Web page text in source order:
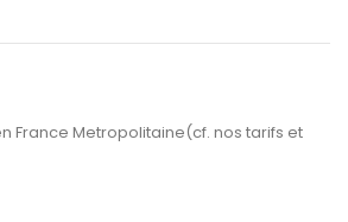
France Metropolitaine(cf. nos tarifs et